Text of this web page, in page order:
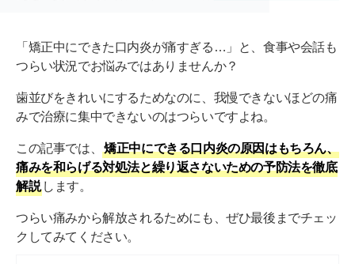
「矯正中にできた口内炎が痛すぎる…」と、食事や会話も
つらい状況でお悩みではありませんか？
歯並びをきれいにするためなのに、我慢できないほどの痛
みで治療に集中できないのはつらいですよね。
この記事では、
矯正中にできる口内炎の原因はもちろん、
痛みを和らげる対処法と繰り返さないための予防法を徹底
解説 します。
つらい痛みから解放されるためにも、ぜひ最後までチェッ
クしてみてください。